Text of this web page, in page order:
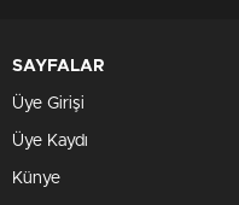
SAYFALAR
Üye Girişi
Üye Kaydı
Künye